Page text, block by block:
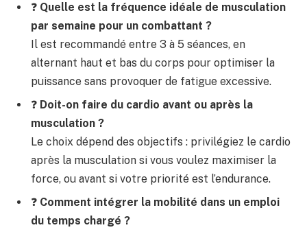
❓ Quelle est la fréquence idéale de musculation
par semaine pour un combattant ?
Il est recommandé entre 3 à 5 séances, en
alternant haut et bas du corps pour optimiser la
puissance sans provoquer de fatigue excessive.
❓ Doit-on faire du cardio avant ou après la
musculation ?
Le choix dépend des objectifs : privilégiez le cardio
après la musculation si vous voulez maximiser la
force, ou avant si votre priorité est l’endurance.
❓ Comment intégrer la mobilité dans un emploi
du temps chargé ?